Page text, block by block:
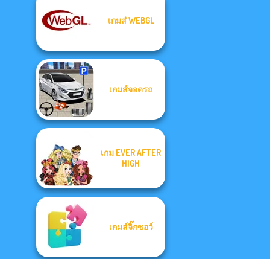
เกมส๋ WEBGL
เกมส์จอดรถ
เกม EVER AFTER
HIGH
เกมส์จิ๊กซอว์